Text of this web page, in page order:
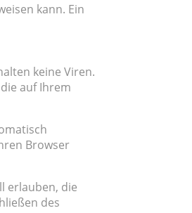
kann. Ein
keine Viren.
auf Ihrem
Browser
erlauben, die
des